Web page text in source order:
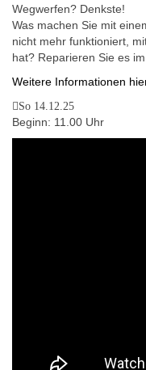
Wegwerfen? Denkste!
Was machen Sie mit
nicht mehr funktioniert,
hat? Reparieren Sie es
Weitere Informationen
So 14.12.25
Beginn: 11.00 Uhr